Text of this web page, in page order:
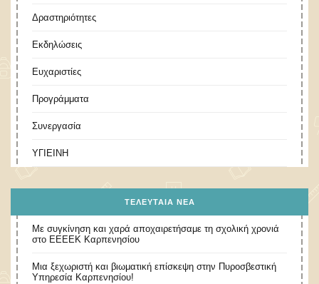
Δραστηριότητες
Εκδηλώσεις
Ευχαριστίες
Προγράμματα
Συνεργασία
ΥΓΙΕΙΝΗ
ΤΕΛΕΥΤΑΊΑ ΝΈΑ
Με συγκίνηση και χαρά αποχαιρετήσαμε τη σχολική χρονιά
στο ΕΕΕΕΚ Καρπενησίου
Μια ξεχωριστή και βιωματική επίσκεψη στην Πυροσβεστική
Υπηρεσία Καρπενησίου!